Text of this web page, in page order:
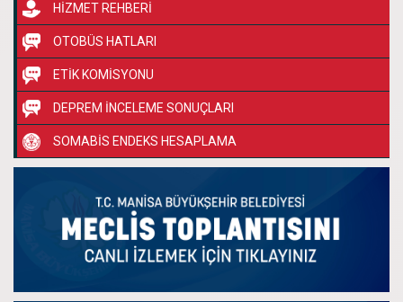
HİZMET REHBERİ
OTOBÜS HATLARI
ETİK KOMİSYONU
DEPREM İNCELEME SONUÇLARI
SOMABİS ENDEKS HESAPLAMA